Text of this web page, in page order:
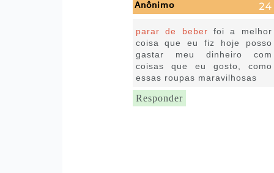
Anônimo
parar de beber foi a melhor
coisa que eu fiz hoje posso
gastar meu dinheiro com
coisas que eu gosto, como
essas roupas maravilhosas
Responder